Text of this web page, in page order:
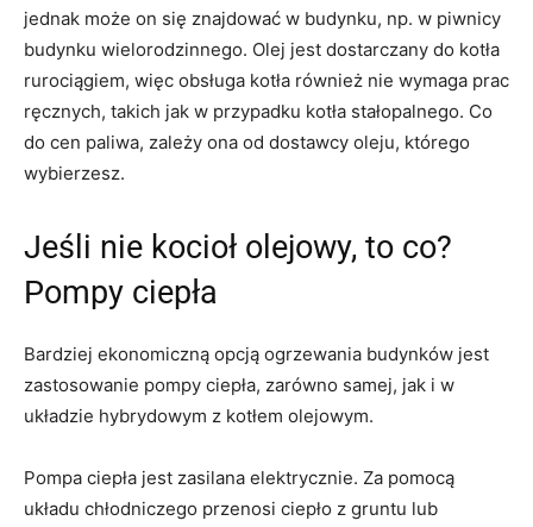
jednak może on się znajdować w budynku, np. w piwnicy
budynku wielorodzinnego. Olej jest dostarczany do kotła
rurociągiem, więc obsługa kotła również nie wymaga prac
ręcznych, takich jak w przypadku kotła stałopalnego. Co
do cen paliwa, zależy ona od dostawcy oleju, którego
wybierzesz.
Jeśli nie kocioł olejowy, to co?
Pompy ciepła
Bardziej ekonomiczną opcją ogrzewania budynków jest
zastosowanie pompy ciepła, zarówno samej, jak i w
układzie hybrydowym z kotłem olejowym.
Pompa ciepła jest zasilana elektrycznie. Za pomocą
układu chłodniczego przenosi ciepło z gruntu lub